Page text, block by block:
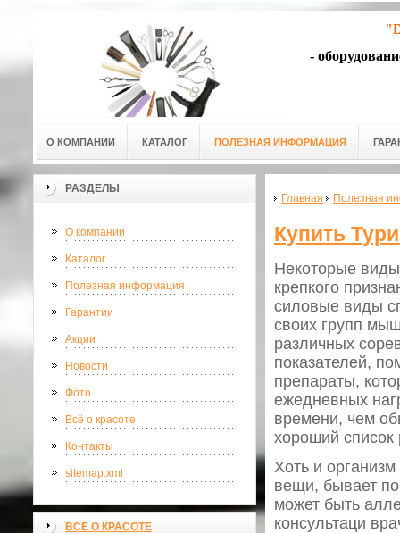
-
О КОМПАНИИ КАТАЛОГ ПОЛЕЗНАЯ ИНФОРМАЦИЯ
РАЗДЕЛЫ
О компании
Каталог
Полезная информация
Гарантии
Акции
Новости
Фото
Всё о красоте
Контакты
sitemap.xml
ВСЕ О КРАСОТЕ
Главная Полезная
Купить
Некоторые виды
крепкого
силовые виды
своих групп
различных
показателей,
препараты,
ежедневных
времени, чем
хороший список
Хоть и
вещи, бывает
может быть
консультаци